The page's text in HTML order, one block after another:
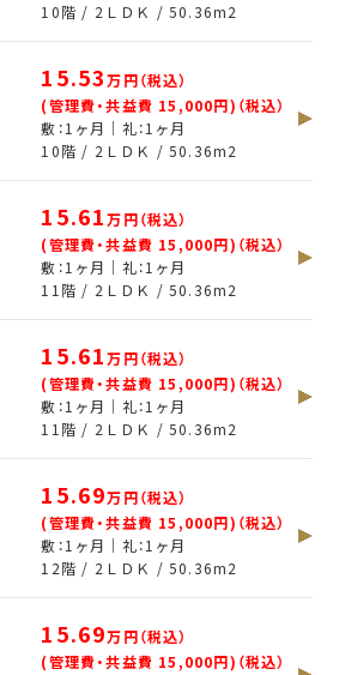
10階 / 2ＬＤＫ / 50.36m2
15.53万円（税込）
(管理費・共益費 15,000円)（税込）
敷：1ヶ月｜礼：1ヶ月
10階 / 2ＬＤＫ / 50.36m2
15.61万円（税込）
(管理費・共益費 15,000円)（税込）
敷：1ヶ月｜礼：1ヶ月
11階 / 2ＬＤＫ / 50.36m2
15.61万円（税込）
(管理費・共益費 15,000円)（税込）
敷：1ヶ月｜礼：1ヶ月
11階 / 2ＬＤＫ / 50.36m2
15.69万円（税込）
(管理費・共益費 15,000円)（税込）
敷：1ヶ月｜礼：1ヶ月
12階 / 2ＬＤＫ / 50.36m2
15.69万円（税込）
(管理費・共益費 15,000円)（税込）